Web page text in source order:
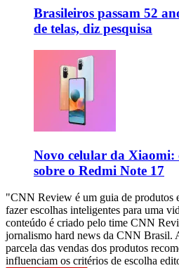
Brasileiros passam 52
de telas, diz pesquisa
Novo celular da Xiaomi:
sobre o Redmi Note 17
"CNN Review é um guia de produtos
fazer escolhas inteligentes para uma
conteúdo é criado pelo time CNN
jornalismo hard news da CNN Brasil.
parcela das vendas dos produtos
influenciam os critérios de escolha